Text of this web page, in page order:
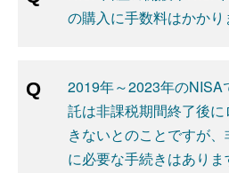
の購入に手数料はかかり
2019年～2023年のNISA
託は非課税期間終了後
きないとのことですが
に必要な手続きはありま